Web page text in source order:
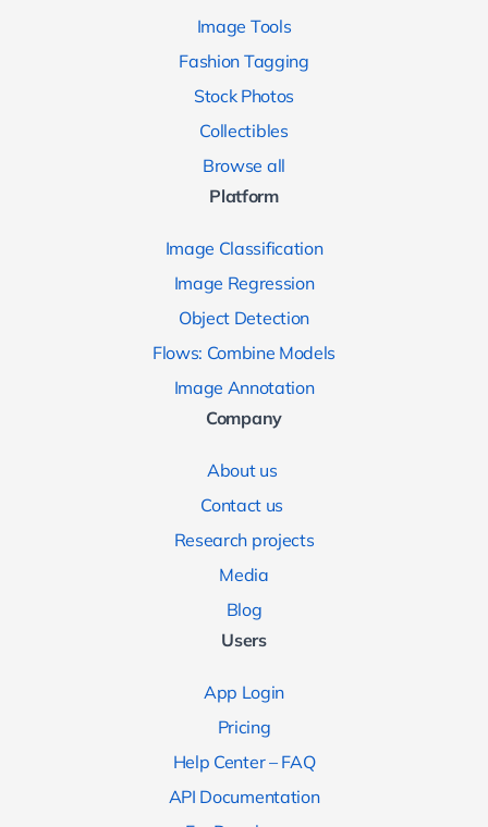
Image Tools
Fashion Tagging
Stock Photos
Collectibles
Browse all
Platform
Image Classification
Image Regression
Object Detection
Flows: Combine Models
Image Annotation
Company
About us
Contact us
Research projects
Media
Blog
Users
App Login
Pricing
Help Center – FAQ
API Documentation